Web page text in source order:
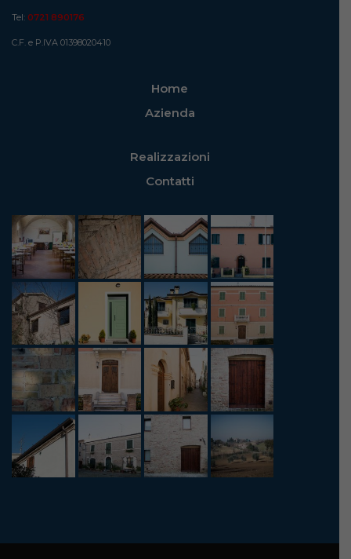
Tel: 0721 890176
C.F. e P.IVA 01398020410
Home
Azienda
Realizzazioni
Contatti